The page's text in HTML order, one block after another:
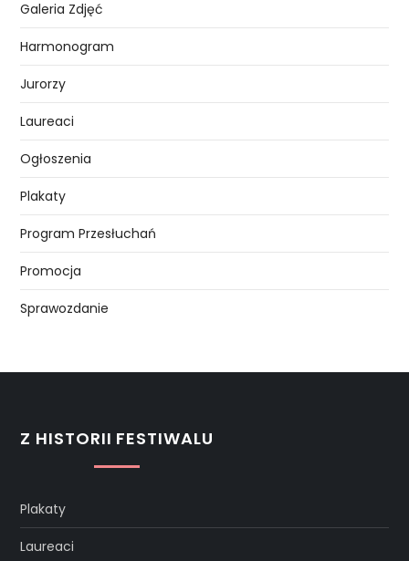
Galeria Zdjęć
Harmonogram
Jurorzy
Laureaci
Ogłoszenia
Plakaty
Program Przesłuchań
Promocja
Sprawozdanie
Z HISTORII FESTIWALU
Plakaty
Laureaci